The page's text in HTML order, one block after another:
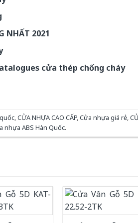
NHẤT 2021
cửa thép chống cháy
,CỬA NHỰA CAO CẤP,Cửa nhựa giá rẻ,
nhựa ABS Hàn Quốc.